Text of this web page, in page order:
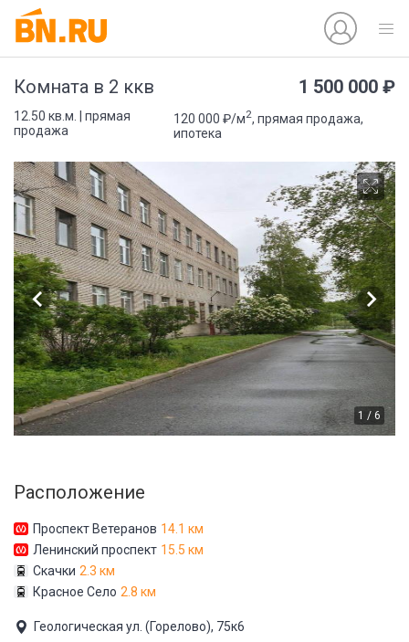
Комната в 2 ккв 1 500 000 ₽
12.50 кв.м. | прямая
продажа
120 000 ₽/м2, прямая продажа,
ипотека
1 / 6
Расположение
Проспект Ветеранов 14.1 км
Ленинский проспект 15.5 км
Скачки 2.3 км
Красное Село 2.8 км
Геологическая ул. (Горелово), 75к6